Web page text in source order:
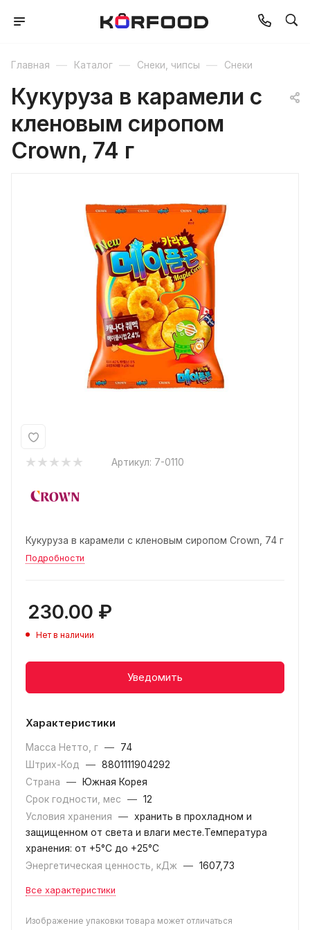
Главная — Каталог — Снеки, чипсы — Снеки
Кукуруза в карамели с
кленовым сиропом
Crown, 74 г
Артикул: 7-0110
Кукуруза в карамели с кленовым сиропом Crown, 74 г
Подробности
230.00 ₽
Нет в наличии
Уведомить
Характеристики
Масса Нетто, г —
74
Штрих-Код
— 8801111904292
Страна
—
Южная Корея
Срок годности, мес
— 12
Условия хранения
— хранить в прохладном и
защищенном от света и влаги месте.Температура
хранения: от +5°С до +25°С
Энергетическая ценность, кДж
— 1607,73
Все характеристики
Изображение упаковки товара может отличаться